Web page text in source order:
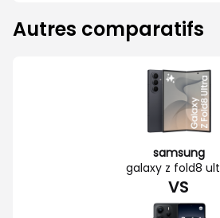
Autres comparatifs
samsung
galaxy z fold8
VS